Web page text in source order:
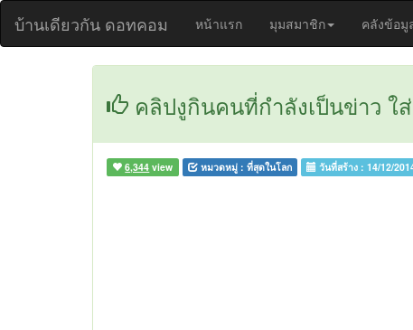
บ้านเดียวกัน ดอทคอม หน้าแรก มุมสมาชิก คลังข้อมู
คลิปงูกินคนที่กำลังเป็นข่าว
6,344 view หมวดหมู่ : ที่สุดในโลก วันที่สร้าง :14/12/